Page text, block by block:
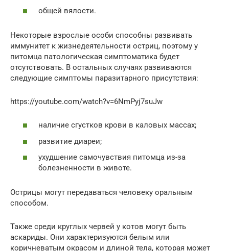
общей вялости.
Некоторые взрослые особи способны развивать
иммунитет к жизнедеятельности остриц, поэтому у
питомца патологическая симптоматика будет
отсутствовать. В остальных случаях развиваются
следующие симптомы паразитарного присутствия:
https://youtube.com/watch?v=6NmPyj7suJw
наличие сгустков крови в каловых массах;
развитие диареи;
ухудшение самочувствия питомца из-за
болезненности в животе.
Острицы могут передаваться человеку оральным
способом.
Также среди круглых червей у котов могут быть
аскариды. Они характеризуются белым или
коричневатым окрасом и длиной тела, которая может